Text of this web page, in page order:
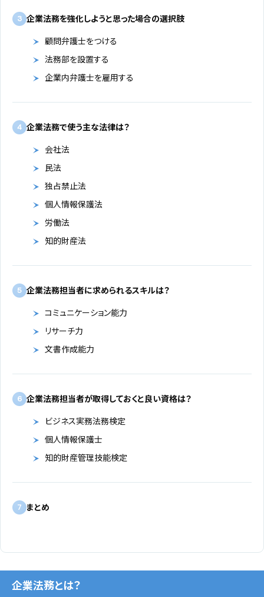
3 企業法務を強化しようと思った場合の選択肢
顧問弁護士をつける
法務部を設置する
企業内弁護士を雇用する
4 企業法務で使う主な法律は？
会社法
民法
独占禁止法
個人情報保護法
労働法
知的財産法
5 企業法務担当者に求められるスキルは？
コミュニケーション能力
リサーチ力
文書作成能力
6 企業法務担当者が取得しておくと良い資格は？
ビジネス実務法務検定
個人情報保護士
知的財産管理技能検定
7 まとめ
企業法務とは？